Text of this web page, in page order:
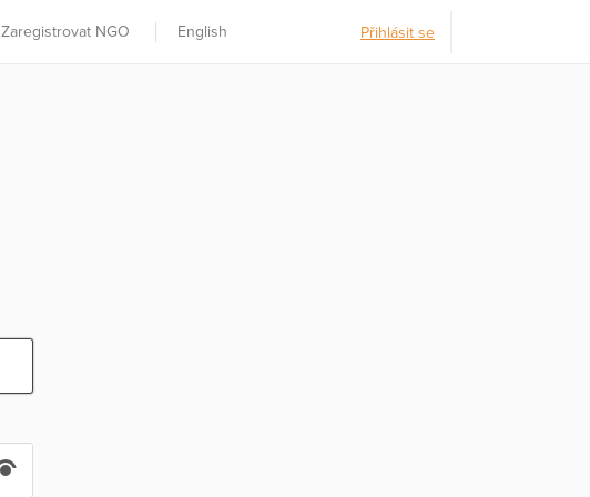
Zaregistrovat NGO English Přihlásit se